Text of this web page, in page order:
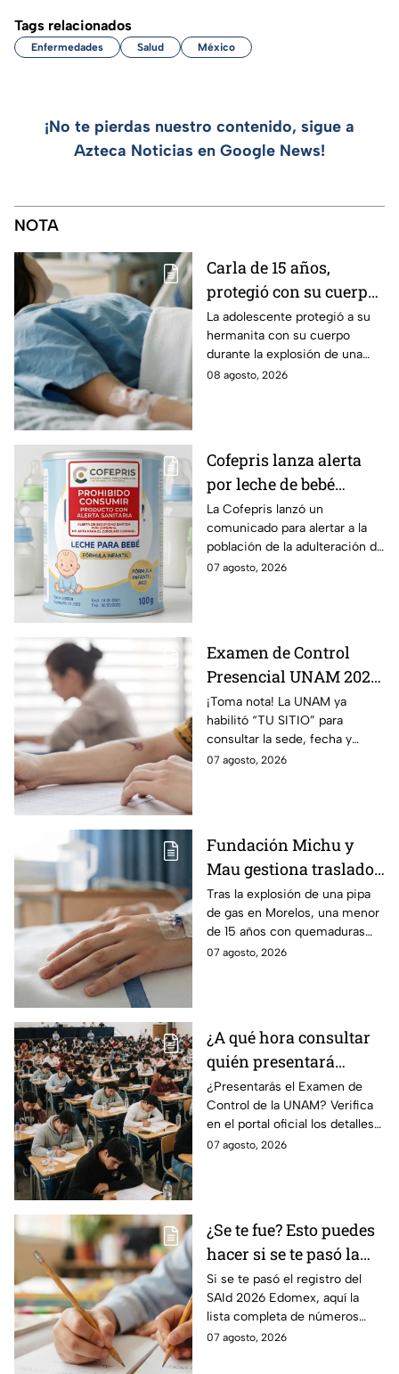
Tags relacionados
Enfermedades Salud México
¡No te pierdas nuestro contenido, sigue a
Azteca Noticias en Google News!
NOTA
Carla de 15 años,
protegió con su cuerpo
a su hermanita de 4
durante la explosión de
una pipa de gas en
Cuernavaca
La adolescente protegió a su
hermanita con su cuerpo
durante la explosión de una
pipa de gas en Cuernavaca;
08 agosto, 2026
Cofepris lanza alerta
por leche de bebé
adulterada: ¿Qué marca
es y cómo identificarla?
La Cofepris lanzó un
comunicado para alertar a la
población de la adulteración de
una leche para bebé.
07 agosto, 2026
Examen de Control
Presencial UNAM 2026:
consulta aquí tu sede,
fecha y horario
¡Toma nota! La UNAM ya
habilitó “TU SITIO” para
consultar la sede, fecha y
horario del Examen Control
07 agosto, 2026
Fundación Michu y
Mau gestiona traslado
a Texas de adolescente
herida en explosión de
una pipa de gas en
Morelos
Tras la explosión de una pipa
de gas en Morelos, una menor
de 15 años con quemaduras
graves será trasladada a
07 agosto, 2026
¿A qué hora consultar
quién presentará
examen de control?
¿Presentarás el Examen de
Control de la UNAM? Verifica
en el portal oficial los detalles
de tu cita y los puntajes
07 agosto, 2026
¿Se te fue? Esto puedes
hacer si se te pasó la
fecha de preinscripción
SAID Edomex 2026
Si se te pasó el registro del
SAId 2026 Edomex, aquí la
lista completa de números
telefónicos y correos de
07 agosto, 2026